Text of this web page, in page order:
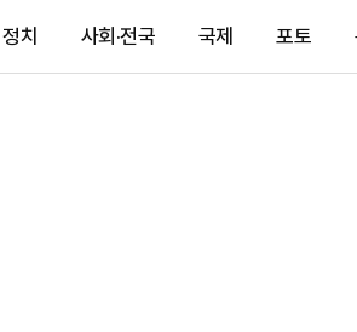
정치 사회·전국 국제 포토